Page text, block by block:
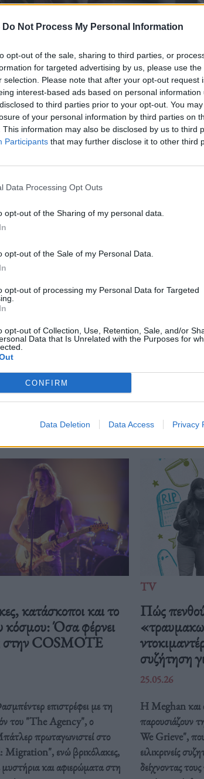
Do Not Process My Personal Information
opt-out of the sale, sharing to third parties, or
for targeted advertising by us, please use
selection. Please note that after your opt-out request
interest-based ads based on personal
to third parties prior to your opt-out. You
of your personal information by third parties on
This information may also be disclosed by us to third
Participants that may further disclose it to other third
Data Processing Opt Outs
opt-out of the Sharing of my personal data.
opt-out of the Sale of my Personal Data.
opt-out of processing my Personal Data for Targeted
opt-out of Collection, Use, Retention, Sale, and/or
Data that Is Unrelated with the Purposes for
CONFIRM
Data Deletion Data Access Privacy
επεισόδιο του
Maya Rudolph.
,Maya Rudolph,Murderville Murder Mystery,Netfix
Δείτε επίσης
κατάσκοποι και το
κόσμου: Όσα φέρνει
στην COSMOTE
επιστρέφει με τη
του "The Agency", ο
πρωταγωνιστεί στο
Migration", ενώ βρικόλακες,
και αφιερώματα στη
TV
Πώς
συζήτηση
25.05.26
Η Meghan και
παρουσιάζουν
We Grieve", που
ειλικρινείς
δείχνοντας